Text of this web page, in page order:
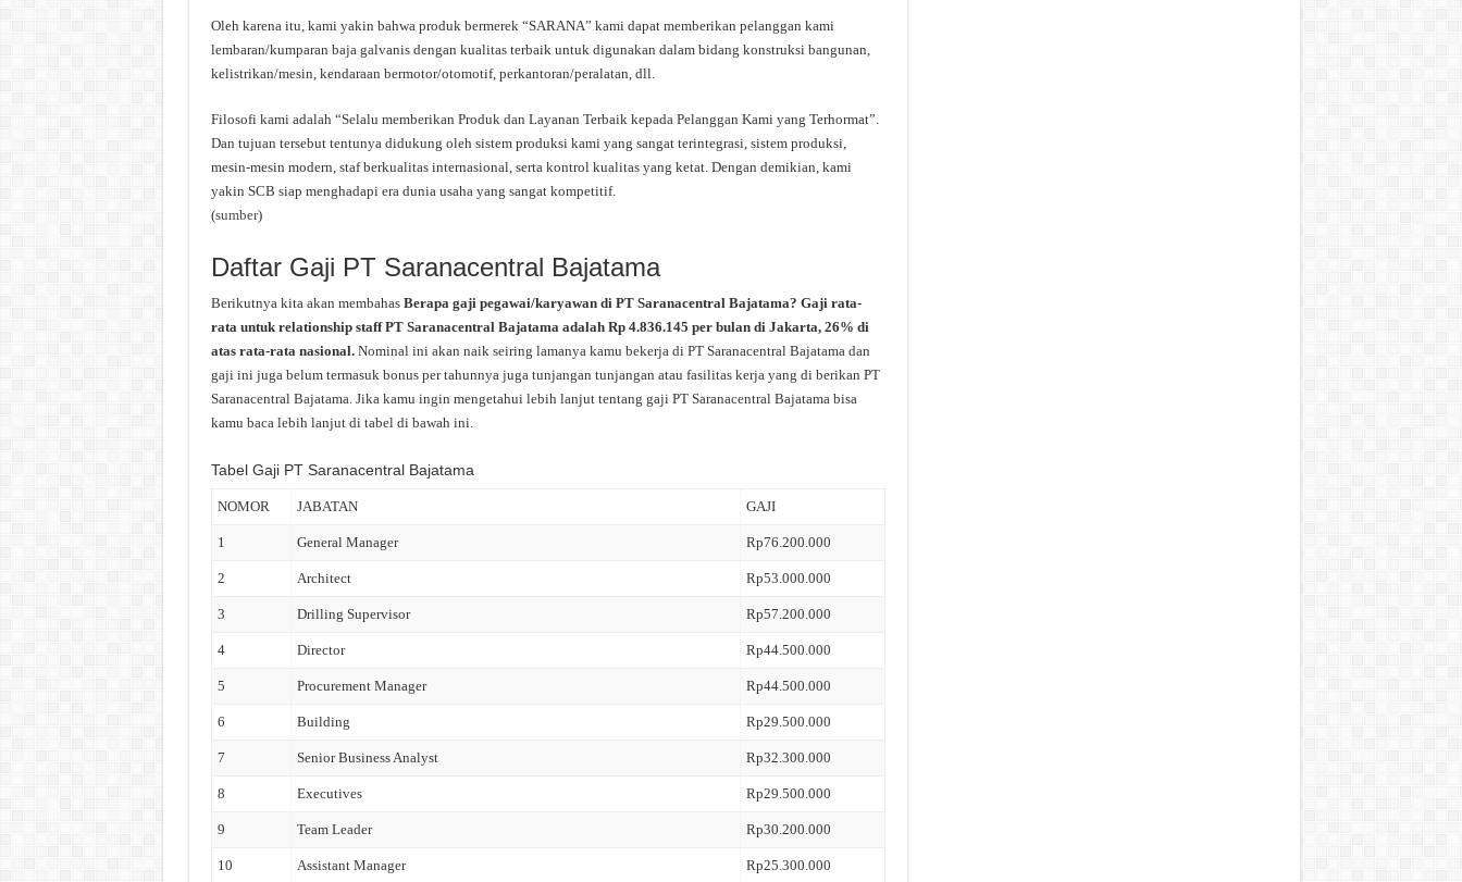
Oleh karena itu, kami yakin bahwa produk bermerek “SARANA” kami dapat memberikan pelanggan kami
lembaran/kumparan baja galvanis dengan kualitas terbaik untuk digunakan dalam bidang konstruksi bangunan,
kelistrikan/mesin, kendaraan bermotor/otomotif, perkantoran/peralatan, dll.
Filosofi kami adalah “Selalu memberikan Produk dan Layanan Terbaik kepada Pelanggan Kami yang Terhormat”.
Dan tujuan tersebut tentunya didukung oleh sistem produksi kami yang sangat terintegrasi, sistem produksi,
mesin-mesin modern, staf berkualitas internasional, serta kontrol kualitas yang ketat. Dengan demikian, kami
yakin SCB siap menghadapi era dunia usaha yang sangat kompetitif.
(sumber)
Daftar Gaji PT Saranacentral Bajatama
Berikutnya kita akan membahas Berapa gaji pegawai/karyawan di PT Saranacentral Bajatama? Gaji rata-
rata untuk relationship staff PT Saranacentral Bajatama adalah Rp 4.836.145 per bulan di Jakarta, 26% di
atas rata-rata nasional. Nominal ini akan naik seiring lamanya kamu bekerja di PT Saranacentral Bajatama dan
gaji ini juga belum termasuk bonus per tahunnya juga tunjangan tunjangan atau fasilitas kerja yang di berikan PT
Saranacentral Bajatama. Jika kamu ingin mengetahui lebih lanjut tentang gaji PT Saranacentral Bajatama bisa
kamu baca lebih lanjut di tabel di bawah ini.
Tabel Gaji PT Saranacentral Bajatama
NOMOR JABATAN GAJI
1 General Manager Rp76.200.000
2 Architect Rp53.000.000
3 Drilling Supervisor Rp57.200.000
4 Director Rp44.500.000
5 Procurement Manager Rp44.500.000
6 Building Rp29.500.000
7 Senior Business Analyst Rp32.300.000
8 Executives Rp29.500.000
9 Team Leader Rp30.200.000
10 Assistant Manager Rp25.300.000